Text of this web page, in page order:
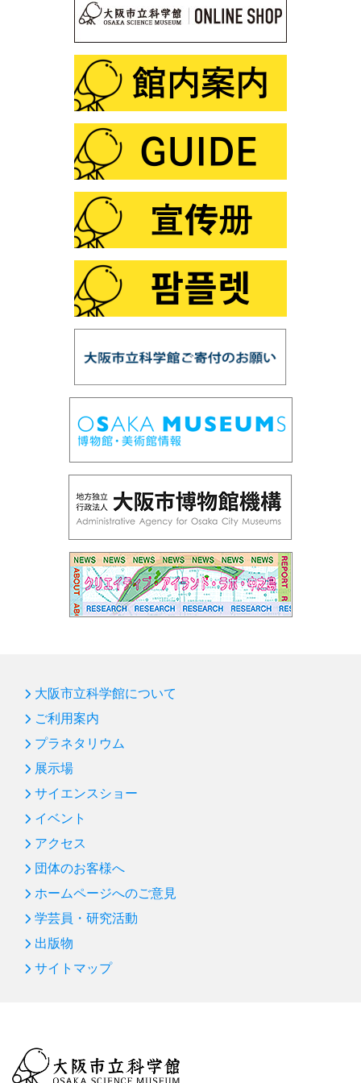
大阪市立科学館について
ご利用案内
プラネタリウム
展示場
サイエンスショー
イベント
アクセス
団体のお客様へ
ホームページへのご意見
学芸員・研究活動
出版物
サイトマップ